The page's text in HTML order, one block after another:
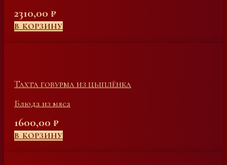
2310,00 ₽
В КОРЗИНУ
Тахта говурма из цыплёнка
Блюда из мяса
1600,00 ₽
В КОРЗИНУ